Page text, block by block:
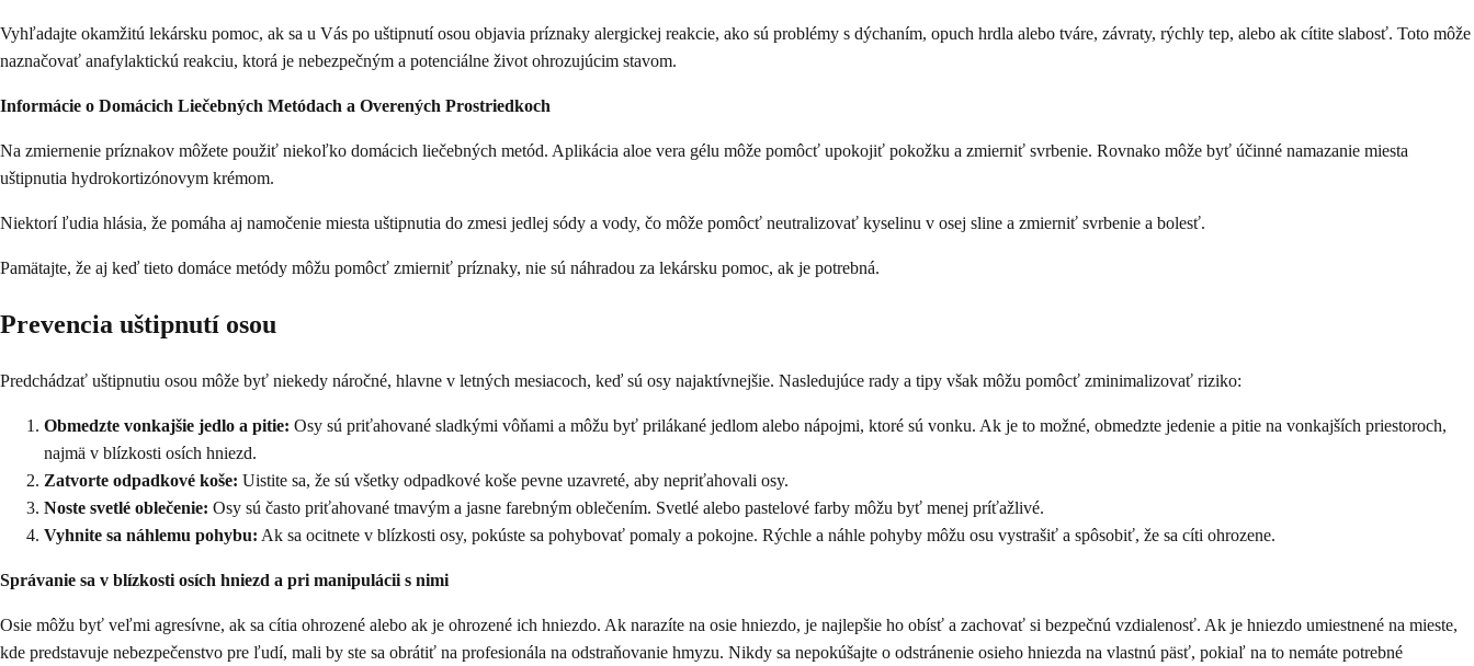
Vyhľadajte okamžitú lekársku pomoc, ak sa u Vás po uštipnutí osou objavia príznaky alergickej reakcie, ako sú problémy s dýchaním, opuch hrdla alebo tváre, závraty, rýchly tep, alebo ak cítite slabosť. Toto môže
naznačovať anafylaktickú reakciu, ktorá je nebezpečným a potenciálne život ohrozujúcim stavom.
Informácie o Domácich Liečebných Metódach a Overených Prostriedkoch
Na zmiernenie príznakov môžete použiť niekoľko domácich liečebných metód. Aplikácia aloe vera gélu môže pomôcť upokojiť pokožku a zmierniť svrbenie. Rovnako môže byť účinné namazanie miesta
uštipnutia hydrokortizónovym krémom.
Niektorí ľudia hlásia, že pomáha aj namočenie miesta uštipnutia do zmesi jedlej sódy a vody, čo môže pomôcť neutralizovať kyselinu v osej sline a zmierniť svrbenie a bolesť.
Pamätajte, že aj keď tieto domáce metódy môžu pomôcť zmierniť príznaky, nie sú náhradou za lekársku pomoc, ak je potrebná.
Prevencia uštipnutí osou
Predchádzať uštipnutiu osou môže byť niekedy náročné, hlavne v letných mesiacoch, keď sú osy najaktívnejšie. Nasledujúce rady a tipy však môžu pomôcť zminimalizovať riziko:
Obmedzte vonkajšie jedlo a pitie: Osy sú priťahované sladkými vôňami a môžu byť prilákané jedlom alebo nápojmi, ktoré sú vonku. Ak je to možné, obmedzte jedenie a pitie na vonkajších priestoroch,
najmä v blízkosti osích hniezd.
Zatvorte odpadkové koše: Uistite sa, že sú všetky odpadkové koše pevne uzavreté, aby nepriťahovali osy.
Noste svetlé oblečenie: Osy sú často priťahované tmavým a jasne farebným oblečením. Svetlé alebo pastelové farby môžu byť menej príťažlivé.
Vyhnite sa náhlemu pohybu: Ak sa ocitnete v blízkosti osy, pokúste sa pohybovať pomaly a pokojne. Rýchle a náhle pohyby môžu osu vystrašiť a spôsobiť, že sa cíti ohrozene.
Správanie sa v blízkosti osích hniezd a pri manipulácii s nimi
Osie môžu byť veľmi agresívne, ak sa cítia ohrozené alebo ak je ohrozené ich hniezdo. Ak narazíte na osie hniezdo, je najlepšie ho obísť a zachovať si bezpečnú vzdialenosť. Ak je hniezdo umiestnené na mieste,
kde predstavuje nebezpečenstvo pre ľudí, mali by ste sa obrátiť na profesionála na odstraňovanie hmyzu. Nikdy sa nepokúšajte o odstránenie osieho hniezda na vlastnú päsť, pokiaľ na to nemáte potrebné